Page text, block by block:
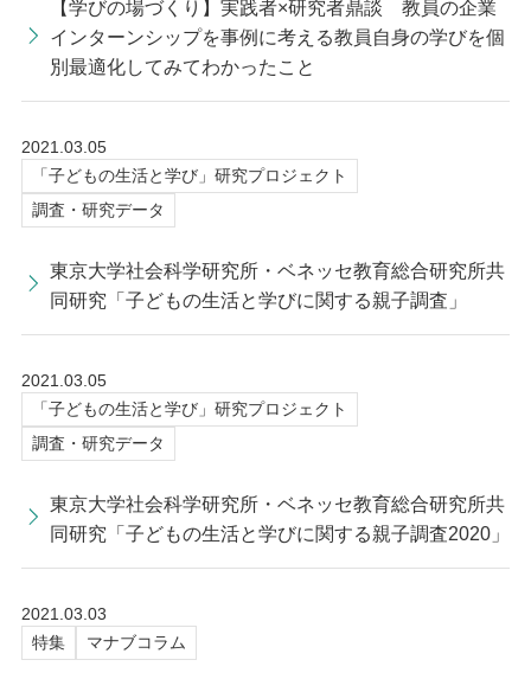
【学びの場づくり】実践者×研究者鼎談 教員の企業
インターンシップを事例に考える教員自身の学びを個
別最適化してみてわかったこと
2021.03.05
「子どもの生活と学び」研究プロジェクト
調査・研究データ
東京大学社会科学研究所・ベネッセ教育総合研究所共
同研究「子どもの生活と学びに関する親子調査」
2021.03.05
「子どもの生活と学び」研究プロジェクト
調査・研究データ
東京大学社会科学研究所・ベネッセ教育総合研究所共
同研究「子どもの生活と学びに関する親子調査2020」
2021.03.03
特集
マナブコラム